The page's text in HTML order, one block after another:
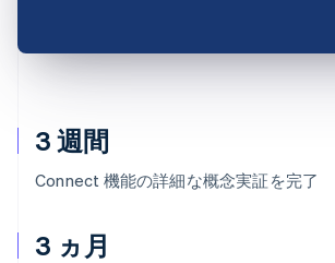
3 週間
Connect 機能の詳細な概念実証を完了
3 ヵ月